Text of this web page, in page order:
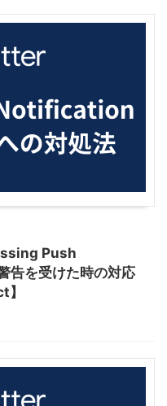
Push
を受けた時の対応